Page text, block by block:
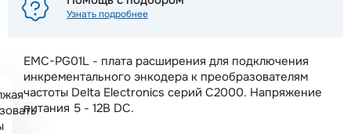
EMC-PG01L - плата расширения для подключения
инкрементального энкодера к преобразователям
частоты Delta Electronics серий C2000. Напряжение
питания 5 - 12В DC.
Узнать подробнее